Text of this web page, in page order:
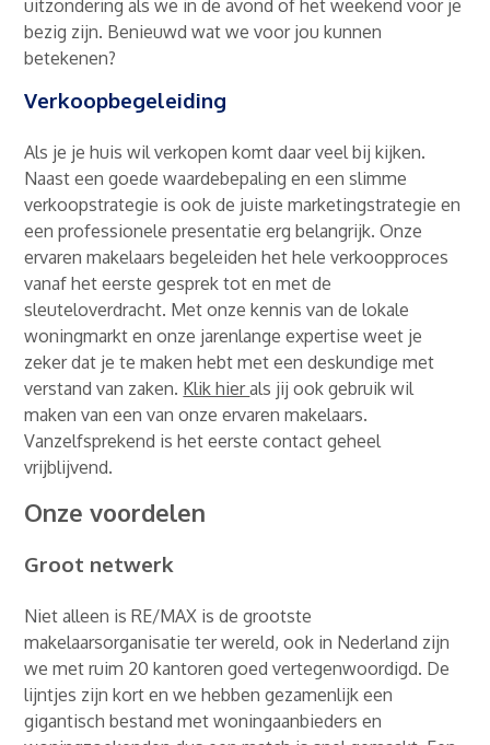
uitzondering als we in de avond of het weekend voor je
bezig zijn. Benieuwd wat we voor jou kunnen
betekenen?
Verkoopbegeleiding
Als je je huis wil verkopen komt daar veel bij kijken.
Naast een goede waardebepaling en een slimme
verkoopstrategie is ook de juiste marketingstrategie en
een professionele presentatie erg belangrijk. Onze
ervaren makelaars begeleiden het hele verkoopproces
vanaf het eerste gesprek tot en met de
sleuteloverdracht. Met onze kennis van de lokale
woningmarkt en onze jarenlange expertise weet je
zeker dat je te maken hebt met een deskundige met
verstand van zaken. Klik hierals jij ook gebruik wil
maken van een van onze ervaren makelaars.
Vanzelfsprekend is het eerste contact geheel
vrijblijvend.
Onze voordelen
Groot netwerk
Niet alleen is RE/MAX is de grootste
makelaarsorganisatie ter wereld, ook in Nederland zijn
we met ruim 20 kantoren goed vertegenwoordigd. De
lijntjes zijn kort en we hebben gezamenlijk een
gigantisch bestand met woningaanbieders en